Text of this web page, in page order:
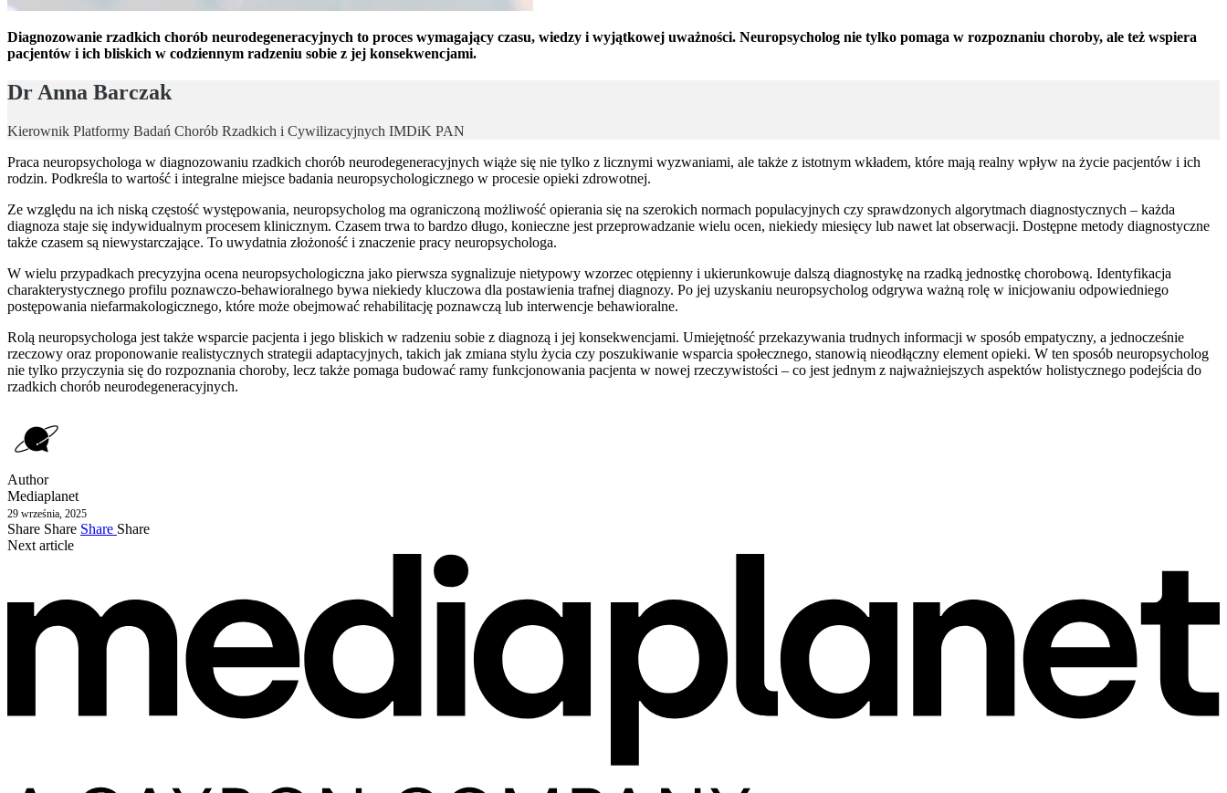
Diagnozowanie rzadkich chorób neurodegeneracyjnych to proces wymagający czasu, wiedzy i wyjątkowej uważności. Neuropsycholog nie tylko pomaga w rozpoznaniu choroby, ale też wspiera
pacjentów i ich bliskich w codziennym radzeniu sobie z jej konsekwencjami.
Dr Anna Barczak
Kierownik Platformy Badań Chorób Rzadkich i Cywilizacyjnych IMDiK PAN
Praca neuropsychologa w diagnozowaniu rzadkich chorób neurodegeneracyjnych wiąże się nie tylko z licznymi wyzwaniami, ale także z istotnym wkładem, które mają realny wpływ na życie pacjentów i ich
rodzin. Podkreśla to wartość i integralne miejsce badania neuropsychologicznego w procesie opieki zdrowotnej.
Ze względu na ich niską częstość występowania, neuropsycholog ma ograniczoną możliwość opierania się na szerokich normach populacyjnych czy sprawdzonych algorytmach diagnostycznych – każda
diagnoza staje się indywidualnym procesem klinicznym. Czasem trwa to bardzo długo, konieczne jest przeprowadzanie wielu ocen, niekiedy miesięcy lub nawet lat obserwacji. Dostępne metody diagnostyczne
także czasem są niewystarczające. To uwydatnia złożoność i znaczenie pracy neuropsychologa.
W wielu przypadkach precyzyjna ocena neuropsychologiczna jako pierwsza sygnalizuje nietypowy wzorzec otępienny i ukierunkowuje dalszą diagnostykę na rzadką jednostkę chorobową. Identyfikacja
charakterystycznego profilu poznawczo-behawioralnego bywa niekiedy kluczowa dla postawienia trafnej diagnozy. Po jej uzyskaniu neuropsycholog odgrywa ważną rolę w inicjowaniu odpowiedniego
postępowania niefarmakologicznego, które może obejmować rehabilitację poznawczą lub interwencje behawioralne.
Rolą neuropsychologa jest także wsparcie pacjenta i jego bliskich w radzeniu sobie z diagnozą i jej konsekwencjami. Umiejętność przekazywania trudnych informacji w sposób empatyczny, a jednocześnie
rzeczowy oraz proponowanie realistycznych strategii adaptacyjnych, takich jak zmiana stylu życia czy poszukiwanie wsparcia społecznego, stanowią nieodłączny element opieki. W ten sposób neuropsycholog
nie tylko przyczynia się do rozpoznania choroby, lecz także pomaga budować ramy funkcjonowania pacjenta w nowej rzeczywistości – co jest jednym z najważniejszych aspektów holistycznego podejścia do
rzadkich chorób neurodegeneracyjnych.
Author
Mediaplanet
29 września, 2025
Share Share Share Share
Next article